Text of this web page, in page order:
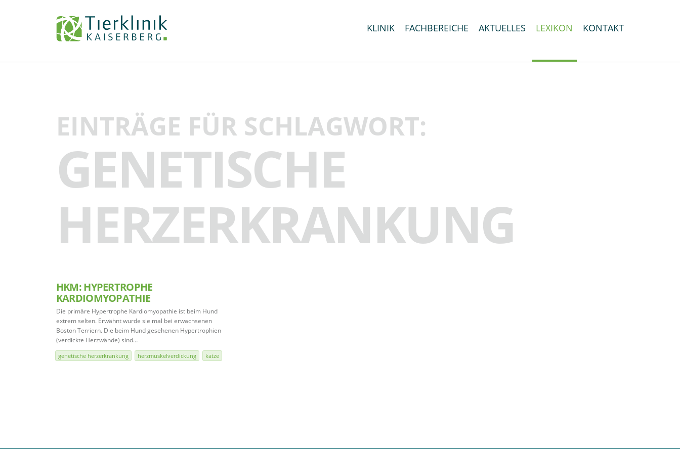
KLINIK FACHBEREICHE AKTUELLES LEXIKON KONTAKT
EINTRÄGE FÜR SCHLAGWORT:
GENETISCHE
HERZERKRANKUNG
HKM: HYPERTROPHE
KARDIOMYOPATHIE
Die primäre Hypertrophe Kardiomyopathie ist beim Hund
extrem selten. Erwähnt wurde sie mal bei erwachsenen
Boston Terriern. Die beim Hund gesehenen Hypertrophien
(verdickte Herzwände) sind…
genetische herzerkrankung herzmuskelverdickung katze